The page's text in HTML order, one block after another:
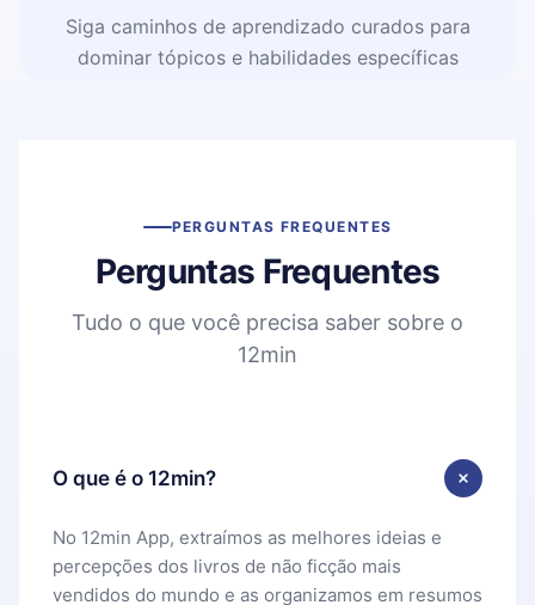
Siga caminhos de aprendizado curados para
dominar tópicos e habilidades específicas
PERGUNTAS FREQUENTES
Perguntas Frequentes
Tudo o que você precisa saber sobre o
12min
O que é o 12min?
No 12min App, extraímos as melhores ideias e
percepções dos livros de não ficção mais
vendidos do mundo e as organizamos em resumos